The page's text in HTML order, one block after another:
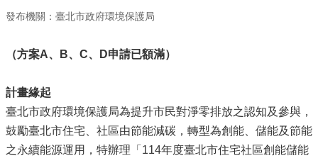
發布機關：臺北市政府環境保護局
（方案A、B、C、D申請已額滿）
計畫緣起
臺北市政府環境保護局為提升市民對淨零排放之認知及參與，
鼓勵臺北市住宅、社區由節能減碳，轉型為創能、儲能及節能
之永續能源運用，特辦理「114年度臺北市住宅社區創能儲能